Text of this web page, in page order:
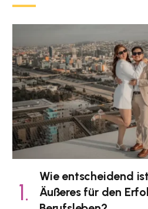
Wie entscheidend
Äußeres für den